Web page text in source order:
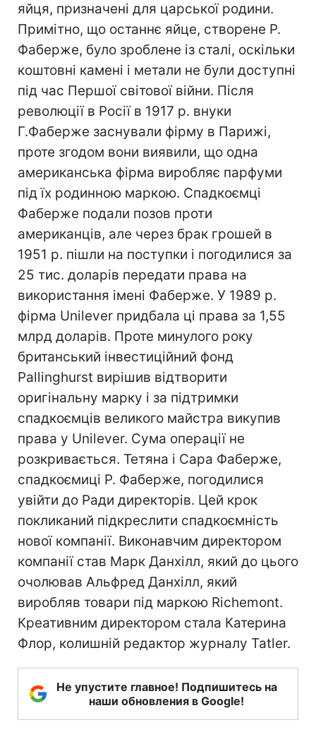
яйця, призначені для царської родини.
Примітно, що останнє яйце, створене Р.
Фаберже, було зроблене із сталі, оскільки
коштовні камені і метали не були доступні
під час Першої світової війни. Після
революції в Росії в 1917 р. внуки
Г.Фаберже заснували фірму в Парижі,
проте згодом вони виявили, що одна
американська фірма виробляє парфуми
під їх родинною маркою. Спадкоємці
Фаберже подали позов проти
американців, але через брак грошей в
1951 р. пішли на поступки і погодилися за
25 тис. доларів передати права на
використання імені Фаберже. У 1989 р.
фірма Unilever придбала ці права за 1,55
млрд доларів. Проте минулого року
британський інвестиційний фонд
Pallinghurst вирішив відтворити
оригінальну марку і за підтримки
спадкоємців великого майстра викупив
права у Unilever. Сума операції не
розкривається. Тетяна і Сара Фаберже,
спадкоємиці Р. Фаберже, погодилися
увійти до Ради директорів. Цей крок
покликаний підкреслити спадкоємність
нової компанії. Виконавчим директором
компанії став Марк Данхілл, який до цього
очолював Альфред Данхілл, який
виробляв товари під маркою Richemont.
Креативним директором стала Катерина
Флор, колишній редактор журналу Tatler.
Не упустите главное! Подпишитесь на
наши обновления в Google!